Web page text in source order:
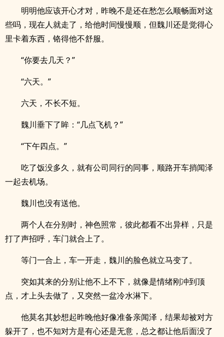
明明他应该开心才对，昨晚不是还在愁怎么顺畅面对这
些吗，现在人就走了，给他时间慢慢顺，但魏川还是觉得心
里卡着东西，铬得他不舒服。
“你要去几天？”
“六天。”
六天，不长不短。
魏川垂下了眸：“几点飞机？”
“下午四点。”
吃了饭没多久，就有公司同行的同事，顺路开车捎闻泽
一起去机场。
魏川也没有送他。
两个人在分别时，神色照常，彼此都看不出异样，只是
打了声招呼，车门就合上了。
等门一合上，车一开走，魏川的脸色就立马变了。
突如其来的分别让他不上不下，就像是情绪刚冲到顶
点，才上头去做了，又突然一盆冷水淋下。
他莫名其妙想起昨晚他好像准备亲闻泽，结果却被对方
躲开了，也不知对方是有心还是无意，总之都让他后面没了